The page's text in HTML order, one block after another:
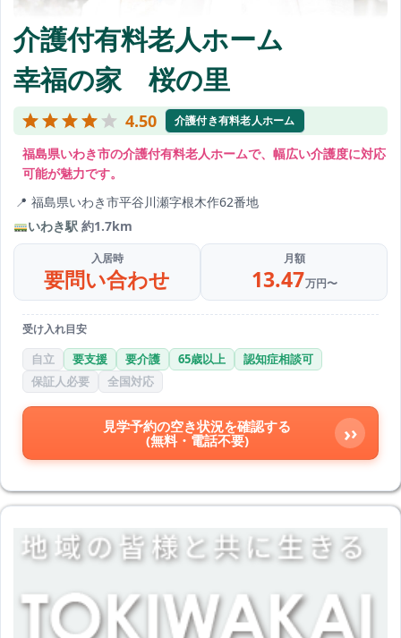
介護付有料老人ホーム
幸福の家 桜の里
4.50 介護付き有料老人ホーム
福島県いわき市の介護付有料老人ホームで、幅広い介護度に対応
可能が魅力です。
福島県いわき市平谷川瀬字根木作62番地
いわき駅 約1.7km
入居時
要問い合わせ
月額
13.47万円〜
受け入れ目安
自立 要支援 要介護 65歳以上
認知症相談可
保証人必要
全国対応
見学予約の空き状況を確認する
(無料・電話不要)
›